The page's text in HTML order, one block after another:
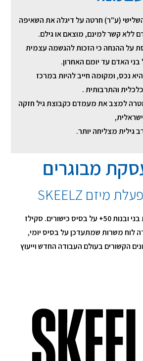
(ע"ר) חרטה על דיגלה את השאיפה
ללא קשר למינם, מוצאם או גילם.
על ההנחה כי הזכות להגשמה עצמית
האדם עד יומם האחרון.
נכס, ומקומה חייב להיות במרכז
והתרבותית .
למצב את מעמדם כקבוצת גיל חזקה
גילית מצליחה יותר​.
מבוגרים
מיזם המקדם העסקת בני ובנות 50+ על בסיס כישורים. סקילז
לוח משרות שמתעדכן על בסיס יומי,
הקשורים בעולם העבודה החדש וייעוץ